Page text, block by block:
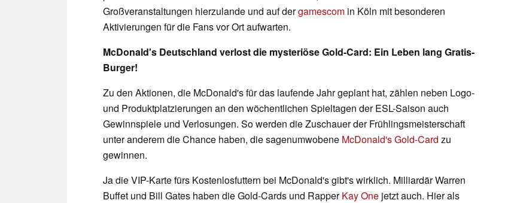
Großveranstaltungen hierzulande und auf dergamescom in Köln mit besonderen
Aktivierungen für die Fans vor Ort aufwarten.
McDonald's Deutschland verlost die mysteriöse Gold-Card: Ein Leben lang Gratis-
Burger!
Zu den Aktionen, die McDonald's für das laufende Jahr geplant hat, zählen neben Logo-
und Produktplatzierungen an den wöchentlichen Spieltagen der ESL-Saison auch
Gewinnspiele und Verlosungen. So werden die Zuschauer der Frühlingsmeisterschaft
unter anderem die Chance haben, die sagenumwobene McDonald's Gold-Card zu
gewinnen.
Ja die VIP-Karte fürs Kostenlosfuttern bei McDonald's gibt's wirklich. Milliardär Warren
Buffet und Bill Gates haben die Gold-Cards und RapperKay One jetzt auch. Hier als